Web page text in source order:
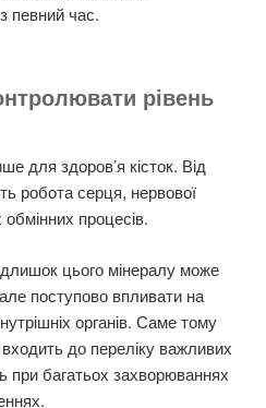
певний час.
рівень
для здоров’я кісток. Від
робота серця, нервової
обмінних процесів.
цього мінералу може
поступово впливати на
органів. Саме тому
до переліку важливих
при багатьох захворюваннях